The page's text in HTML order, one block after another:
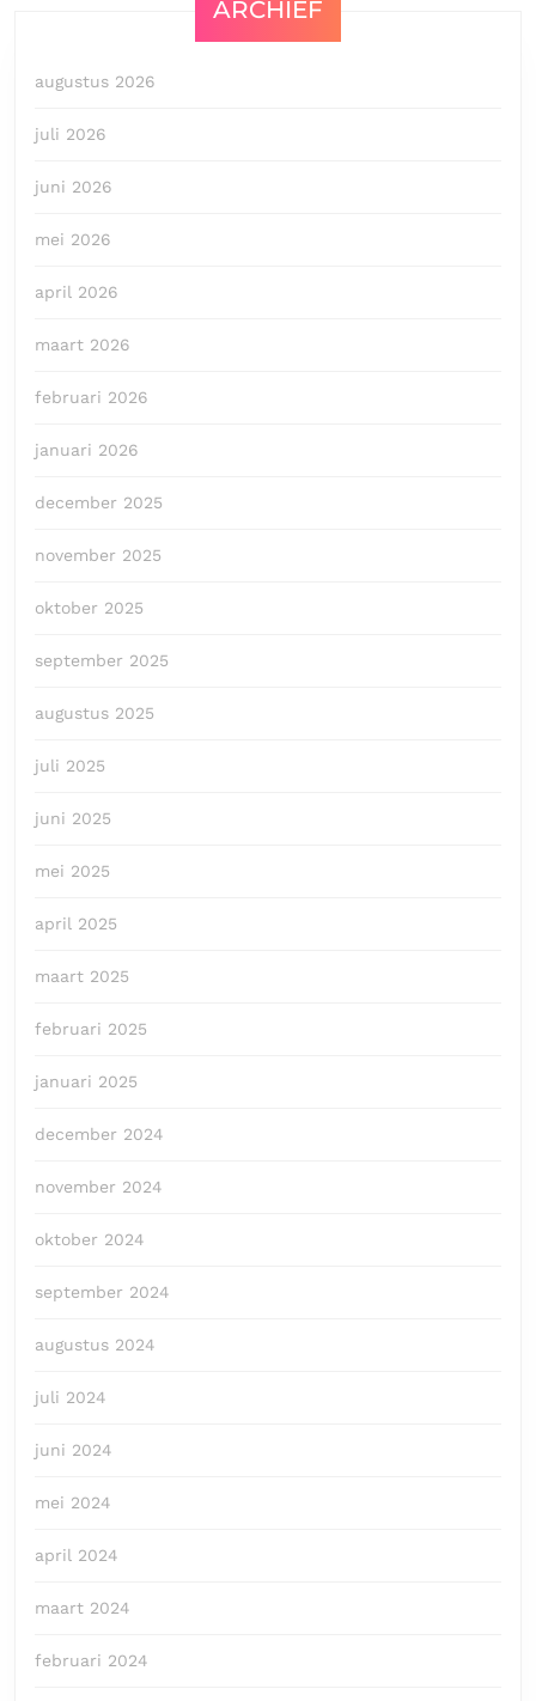
ARCHIEF
augustus 2026
juli 2026
juni 2026
mei 2026
april 2026
maart 2026
februari 2026
januari 2026
december 2025
november 2025
oktober 2025
september 2025
augustus 2025
juli 2025
juni 2025
mei 2025
april 2025
maart 2025
februari 2025
januari 2025
december 2024
november 2024
oktober 2024
september 2024
augustus 2024
juli 2024
juni 2024
mei 2024
april 2024
maart 2024
februari 2024